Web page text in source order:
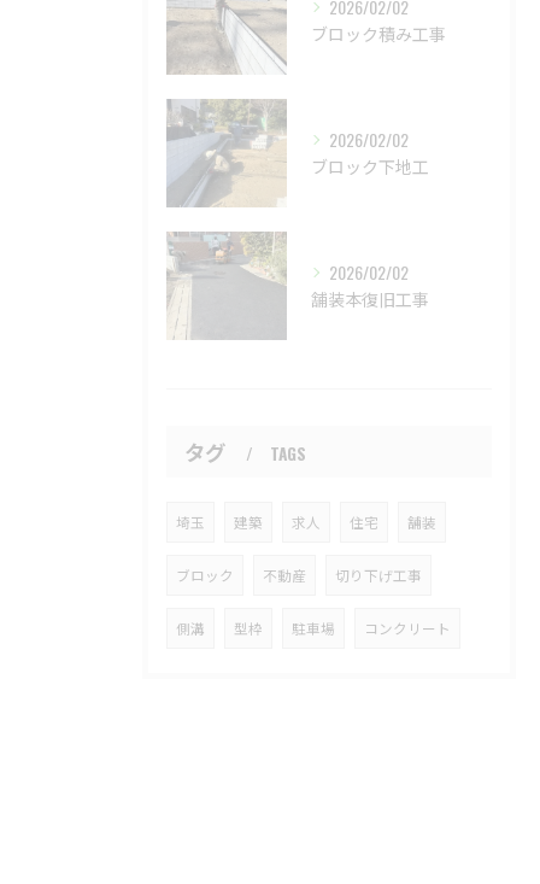
2026/02/02
ブロック積み工事
2026/02/02
ブロック下地工
2026/02/02
舗装本復旧工事
タグ TAGS
埼玉 建築 求人 住宅 舗装
ブロック 不動産 切り下げ工事
側溝 型枠 駐車場 コンクリート